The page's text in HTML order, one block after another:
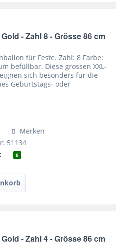
- Zahl 8 - Grösse 86 cm
für Feste. Zahl: 8 Farbe:
befüllbar. Diese grossen XXL-
sich besonders für die
Geburtstags- oder
Merken
51134
6
- Zahl 4 - Grösse 86 cm